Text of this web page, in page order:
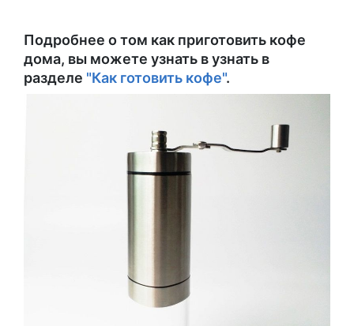
Подробнее о том как приготовить кофе
дома, вы можете узнать в узнать в
разделе "Как готовить кофе".